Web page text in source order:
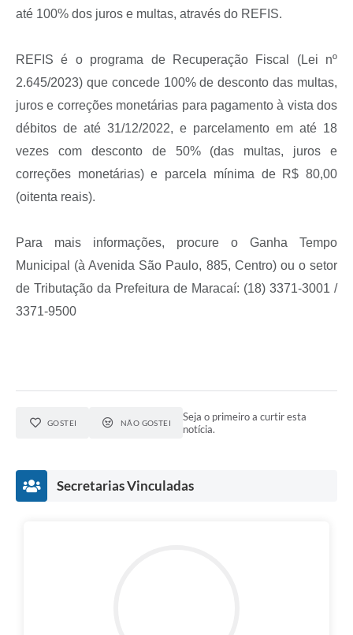
até 100% dos juros e multas, através do REFIS.
REFIS é o programa de Recuperação Fiscal (Lei nº
2.645/2023) que concede 100% de desconto das multas,
juros e correções monetárias para pagamento à vista dos
débitos de até 31/12/2022, e parcelamento em até 18
vezes com desconto de 50% (das multas, juros e
correções monetárias) e parcela mínima de R$ 80,00
(oitenta reais).
Para mais informações, procure o Ganha Tempo
Municipal (à Avenida São Paulo, 885, Centro) ou o setor
de Tributação da Prefeitura de Maracaí: (18) 3371-3001 /
3371-9500
GOSTEI NÃO GOSTEI
Seja o primeiro a curtir esta
notícia.
Secretarias Vinculadas